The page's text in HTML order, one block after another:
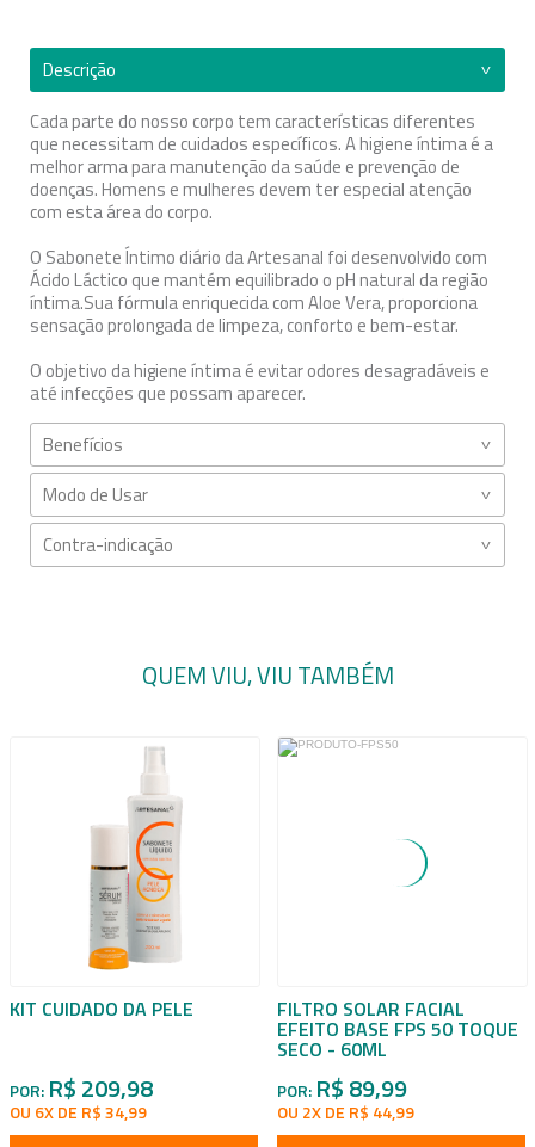
Descrição
Cada parte do nosso corpo tem características diferentes
que necessitam de cuidados específicos. A higiene íntima é a
melhor arma para manutenção da saúde e prevenção de
doenças. Homens e mulheres devem ter especial atenção
com esta área do corpo.
O Sabonete Íntimo diário da Artesanal foi desenvolvido com
Ácido Láctico que mantém equilibrado o pH natural da região
íntima.Sua fórmula enriquecida com Aloe Vera, proporciona
sensação prolongada de limpeza, conforto e bem-estar.
O objetivo da higiene íntima é evitar odores desagradáveis e
até infecções que possam aparecer.
Benefícios
Modo de Usar
Contra-indicação
QUEM VIU, VIU TAMBÉM
KIT CUIDADO DA PELE
POR: R$ 209,98
OU 6X DE R$ 34,99
FILTRO SOLAR FACIAL
EFEITO BASE FPS 50 TOQUE
SECO - 60ML
POR: R$ 89,99
OU 2X DE R$ 44,99